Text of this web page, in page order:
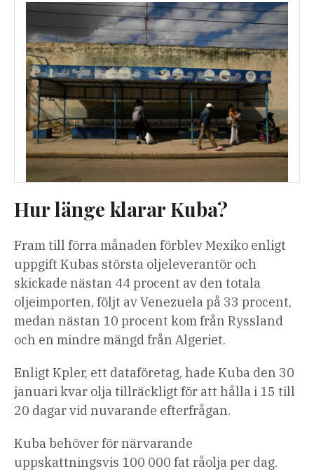
Hur länge klarar Kuba?
Fram till förra månaden förblev Mexiko enligt
uppgift Kubas största oljeleverantör och
skickade nästan 44 procent av den totala
oljeimporten, följt av Venezuela på 33 procent,
medan nästan 10 procent kom från Ryssland
och en mindre mängd från Algeriet.
Enligt Kpler, ett dataföretag, hade Kuba den 30
januari kvar olja tillräckligt för att hålla i 15 till
20 dagar vid nuvarande efterfrågan.
Kuba behöver för närvarande
uppskattningsvis 100 000 fat råolja per dag.